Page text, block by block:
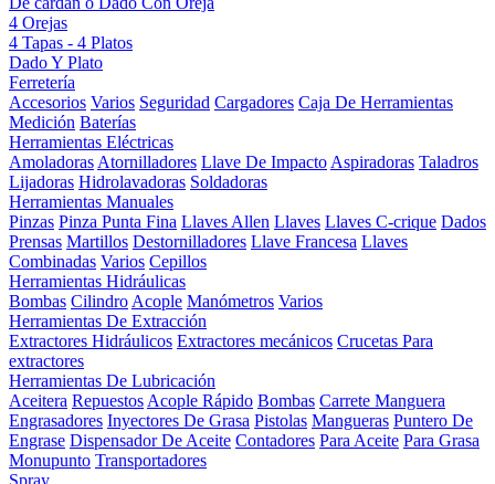
4 Orejas
4 Tapas - 4 Platos
Dado Y Plato
Ferretería
Accesorios Varios Seguridad Cargadores Caja De Herramientas
Medición Baterías
Herramientas Eléctricas
Amoladoras Atornilladores Llave De Impacto Aspiradoras Taladros
Lijadoras Hidrolavadoras Soldadoras
Herramientas Manuales
Pinzas Pinza Punta Fina Llaves Allen Llaves Llaves C-crique Dados
Prensas Martillos Destornilladores Llave Francesa Llaves
Combinadas Varios Cepillos
Herramientas Hidráulicas
Bombas Cilindro Acople Manómetros Varios
Herramientas De Extracción
Extractores Hidráulicos Extractores mecánicos Crucetas Para
extractores
Herramientas De Lubricación
Aceitera Repuestos Acople Rápido Bombas Carrete Manguera
Engrasadores Inyectores De Grasa Pistolas Mangueras Puntero De
Engrase Dispensador De Aceite Contadores Para Aceite Para Grasa
Monupunto Transportadores
Spray